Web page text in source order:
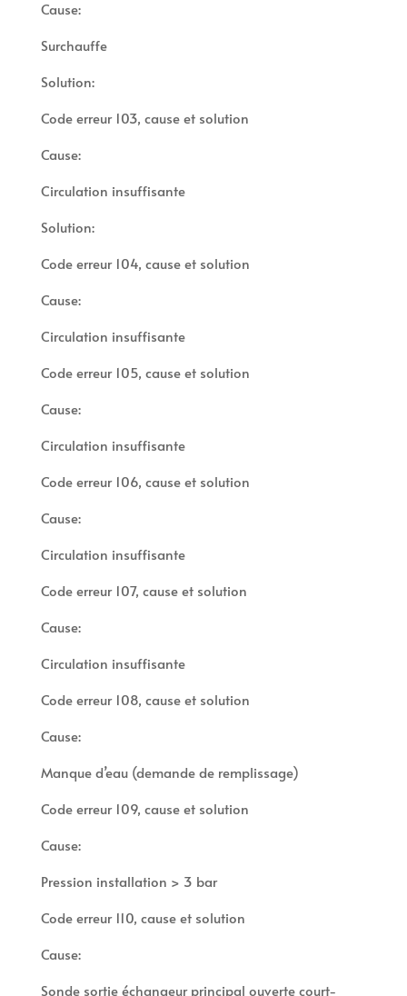
Cause:
Surchauffe
Solution:
Code erreur 103, cause et solution
Cause:
Circulation insuffisante
Solution:
Code erreur 104, cause et solution
Cause:
Circulation insuffisante
Code erreur 105, cause et solution
Cause:
Circulation insuffisante
Code erreur 106, cause et solution
Cause:
Circulation insuffisante
Code erreur 107, cause et solution
Cause:
Circulation insuffisante
Code erreur 108, cause et solution
Cause:
Manque d’eau (demande de remplissage)
Code erreur 109, cause et solution
Cause:
Pression installation > 3 bar
Code erreur 110, cause et solution
Cause:
Sonde sortie échangeur principal ouverte court-